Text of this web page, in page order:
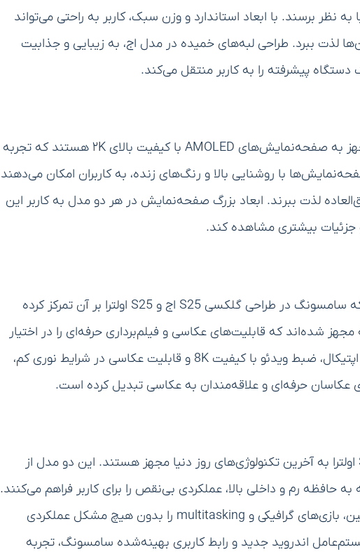
برسند. با ابعاد استاندارد و وزن سبک، کاربر به راحتی می‌تواند
لذت ببرد. طراحی لبه‌های خمیده در مدل اج، به زیبایی و جذابیت
پیشرفته را به کاربر منتقل می‌کند.
گوشی‌های گلکسی S25 اج و S25 اولترا مجهز به صفحه‌نمایش‌های AMOLED با کیفیت بالای ۲K هستند که تجربه
با روشنایی بالا و رنگ‌های زنده، به کاربران امکان می‌دهند
لذت ببرند. ابعاد بزرگ صفحه‌نمایش در هر دو مدل به کاربر این
جزئیات بیشتری مشاهده کند.
دوربین یکی از اصلی‌ترین حوزه‌هایی است که سامسونگ در طراحی گلکسی S25 اج و S25 اولترا بر آن تمرکز کرده
شده‌اند که قابلیت‌های عکاسی و فیلم‌برداری حرفه‌ای را در اختیار
کاربران قرار می‌دهد. ویژگی‌هایی مانند زوم اپتیکال، ضبط ویدئو با کیفیت 8K و قابلیت عکاسی در شرایط نوری کم،
از نظر سخت‌افزاری، گلکسی S25 اج و S25 اولترا به آخرین تکنولوژی‌های روز دنیا مجهز هستند. این دو مدل از
حافظه رم و داخلی بالا، عملکردی بی‌نقص را برای کاربر فراهم می‌کنند.
کاربران می‌توانند به راحتی برنامه‌های سنگین، بازی‌های گرافیکی و multitasking را بدون هیچ مشکل عملکردی
اندروید جدید و رابط کاربری بهینه‌شده سامسونگ، تجربه